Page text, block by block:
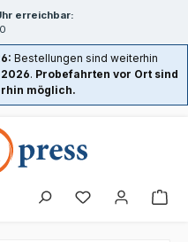
erreichbar:
Bestellungen sind weiterhin
. Probefahrten vor Ort sind
möglich.